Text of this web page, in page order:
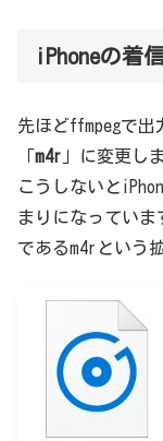
iPhoneの着
先ほどffmpegで出
「m4r 」に変更し
こうしないと
まりになっていま
であるm4rという